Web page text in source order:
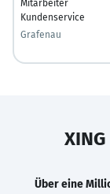
Mitarbeiter
Kundenservice
Grafenau
Über eine